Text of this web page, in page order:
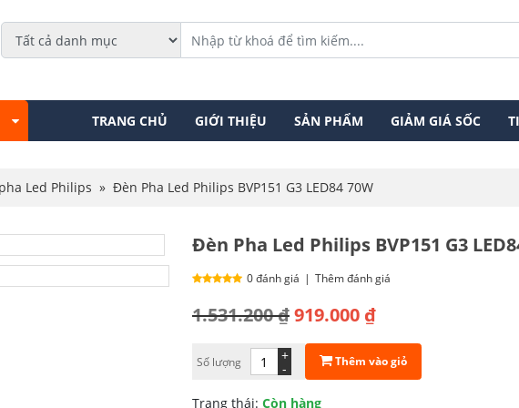
TRANG CHỦ GIỚI THIỆU SẢN PHẨM GIẢM GIÁ SỐC
Led Philips » Đèn Pha Led Philips BVP151 G3 LED84 70W
Đèn Pha Led Philips BVP151 G3
0 đánh giá | Thêm đánh giá
1.531.200₫
Giá
là:
1.531.200 ₫.
919.000 ₫
Giá
tại
là:
Số lượng -
+ Thêm vào giỏ
Trạng thái: Còn hàng